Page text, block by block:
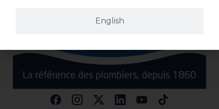
English